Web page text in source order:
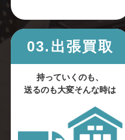
03.出張買取
持っていくのも、
送るのも大変そんな時は